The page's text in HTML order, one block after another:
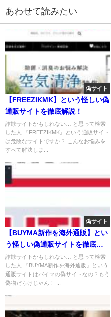
あわせて読みたい
偽サイト
【FREEZIKMK】という怪しい偽
通販サイトを徹底解説！
詐欺サイトかもしれない… と思って検索
した人 『FREEZIKMK』という通販サイト
は危険なサイトですか？ こんなお悩みを
すべて解決しま...
偽サイト
【BUYMA新作を海外通販】とい
う怪しい偽通販サイトを徹底解
説！
詐欺サイトかもしれない… と思って検索
した人 『BUYMA新作を海外通販』という
通販サイトはバイマの偽サイトなの？もう
偽物だらけじゃん！ ...